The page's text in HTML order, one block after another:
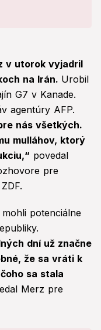
v utorok vyjadril
na Irán. Urobil
G7 v Kanade.
agentúry AFP.
nás všetkých.
mulláhov, ktorý
povedal
pre
potenciálne
dní už značne
že sa vráti k
sa stala
Merz pre